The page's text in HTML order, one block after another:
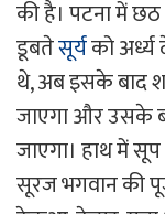
की है। पटना में छठ
डूबतेसूर्यको
थे, अब इसके बाद
जाएगा और उसके
जाएगा। हाथ में
सूरज भगवान की